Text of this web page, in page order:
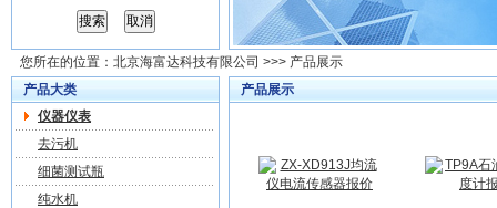
您所在的位置： 北京海富达科技有限公司 >>> 产品展示
产品大类
仪器仪表
去污机
细菌测试瓶
纯水机
产品展示